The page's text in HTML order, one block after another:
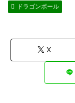
ドラゴンボール
X